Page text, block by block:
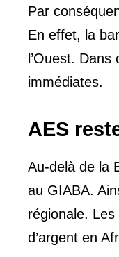
Par
En effet, la
l’Ouest.
immédiates.
AES
Au-delà de la
au GIABA.
régionale.
d’argent en